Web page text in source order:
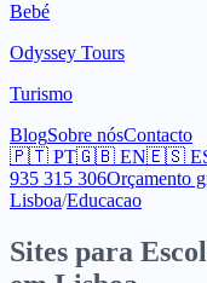
Bebé
Odyssey Tours
Turismo
BlogSobre nósContacto
🇵🇹 PT🇬🇧 EN🇪🇸
935 315 306Orçamento
Lisboa/Educacao
Sites para